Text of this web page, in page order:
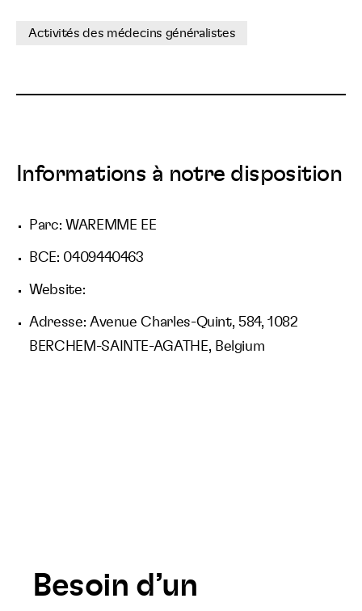
Activités des médecins généralistes
Informations à notre disposition
Parc: WAREMME EE
BCE: 0409440463
Website:
Adresse: Avenue Charles-Quint, 584, 1082
BERCHEM-SAINTE-AGATHE, Belgium
Besoin d’un